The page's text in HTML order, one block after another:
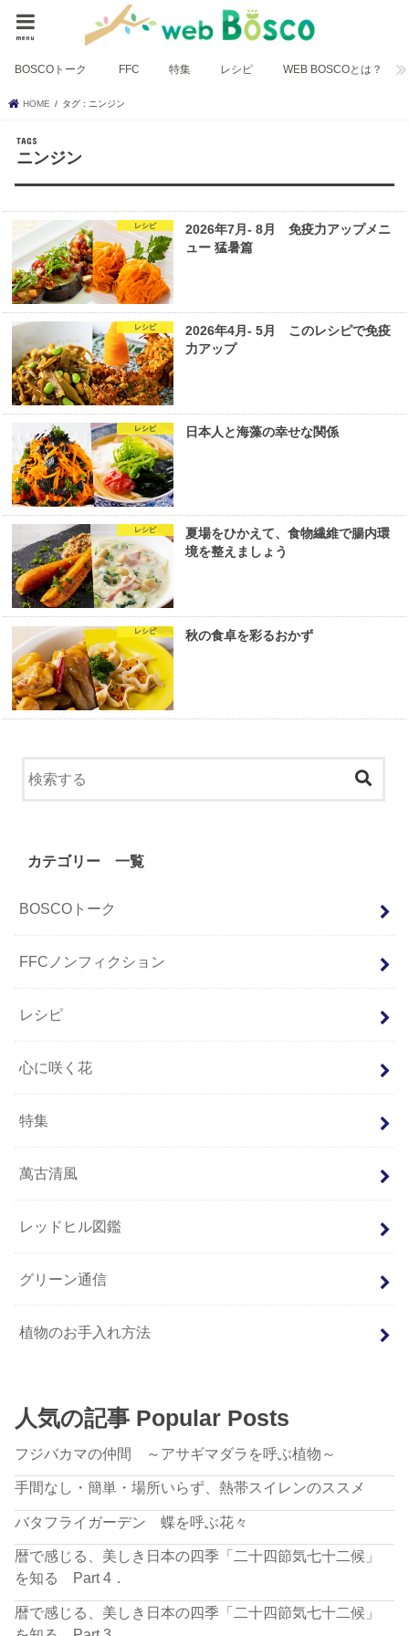
menu
BOSCOトーク FFC 特集 レシピ WEB BOSCOとは？
HOME タグ : ニンジン
ニンジン
レシピ
2026年7月- 8月 免疫力アップメニ
ュー 猛暑篇
レシピ
2026年4月- 5月 このレシピで免疫
力アップ
レシピ 日本人と海藻の幸せな関係
レシピ
夏場をひかえて、食物繊維で腸内環
境を整えましょう
レシピ 秋の食卓を彩るおかず
カテゴリー 一覧
BOSCOトーク
FFCノンフィクション
レシピ
心に咲く花
特集
萬古清風
レッドヒル図鑑
グリーン通信
植物のお手入れ方法
人気の記事 Popular Posts
フジバカマの仲間 ～アサギマダラを呼ぶ植物～
手間なし・簡単・場所いらず、熱帯スイレンのススメ
バタフライガーデン 蝶を呼ぶ花々
暦で感じる、美しき日本の四季「二十四節気七十二候」
を知る Part 4．
暦で感じる、美しき日本の四季「二十四節気七十二候」